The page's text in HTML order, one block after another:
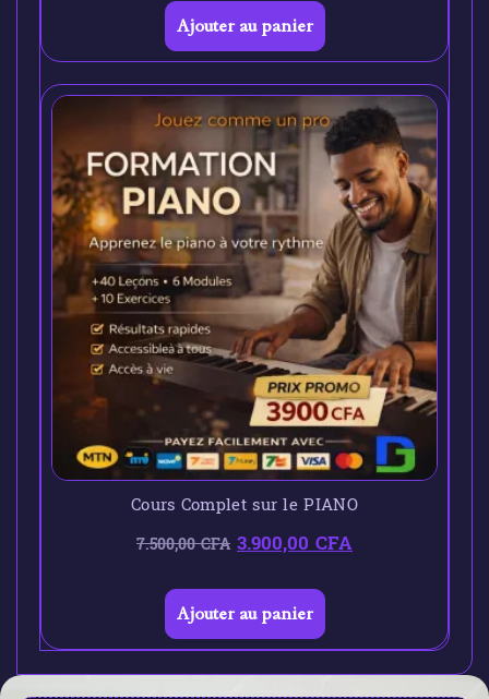
Ajouter au panier
Cours Complet sur le PIANO
7.500,00CFA 3.900,00CFA
Ajouter au panier